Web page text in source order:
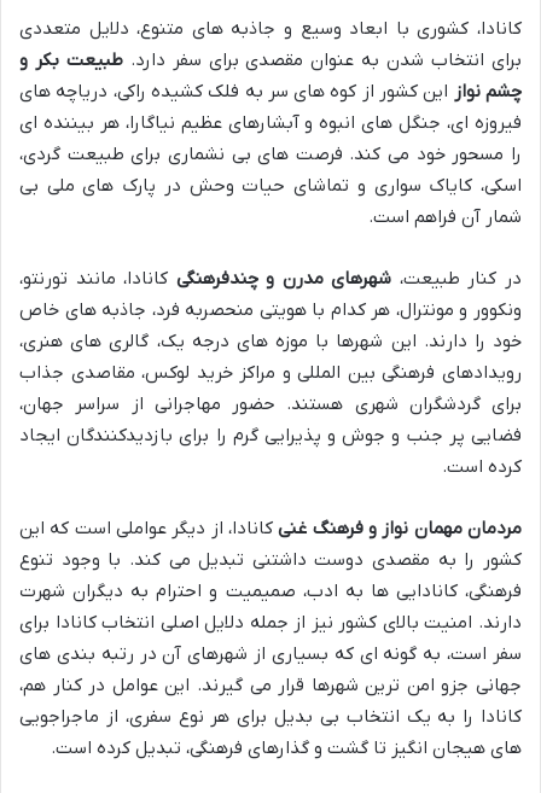
کانادا، کشوری با ابعاد وسیع و جاذبه های متنوع، دلایل متعددی
برای انتخاب شدن به عنوان مقصدی برای سفر دارد.طبیعت بکر و
چشم نواز این کشور از کوه های سر به فلک کشیده راکی، دریاچه های
فیروزه ای، جنگل های انبوه و آبشارهای عظیم نیاگارا، هر بیننده ای
را مسحور خود می کند. فرصت های بی نشماری برای طبیعت گردی،
اسکی، کایاک سواری و تماشای حیات وحش در پارک های ملی بی
شمار آن فراهم است.
در کنار طبیعت، شهرهای مدرن و چندفرهنگی کانادا، مانند تورنتو،
ونکوور و مونترال، هر کدام با هویتی منحصربه فرد، جاذبه های خاص
خود را دارند. این شهرها با موزه های درجه یک، گالری های هنری،
رویدادهای فرهنگی بین المللی و مراکز خرید لوکس، مقاصدی جذاب
برای گردشگران شهری هستند. حضور مهاجرانی از سراسر جهان،
فضایی پر جنب و جوش و پذیرایی گرم را برای بازدیدکنندگان ایجاد
کرده است.
مردمان مهمان نواز و فرهنگ غنیکانادا، از دیگر عواملی است که این
کشور را به مقصدی دوست داشتنی تبدیل می کند. با وجود تنوع
فرهنگی، کانادایی ها به ادب، صمیمیت و احترام به دیگران شهرت
دارند. امنیت بالای کشور نیز از جمله دلایل اصلی انتخاب کانادا برای
سفر است، به گونه ای که بسیاری از شهرهای آن در رتبه بندی های
جهانی جزو امن ترین شهرها قرار می گیرند. این عوامل در کنار هم،
کانادا را به یک انتخاب بی بدیل برای هر نوع سفری، از ماجراجویی
های هیجان انگیز تا گشت و گذارهای فرهنگی، تبدیل کرده است.